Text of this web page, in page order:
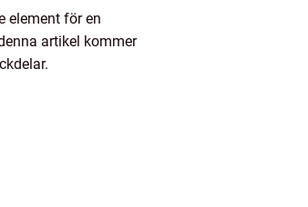
element för en
artikel kommer